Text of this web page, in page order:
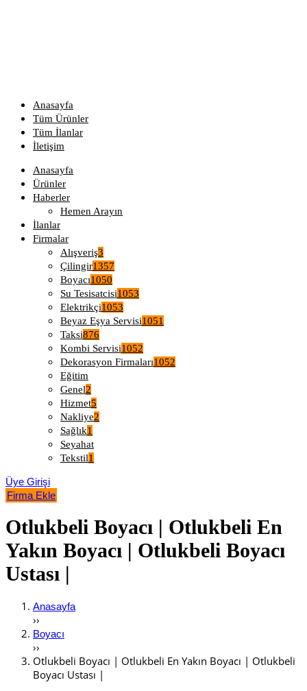
Anasayfa
Tüm Ürünler
Tüm İlanlar
İletişim
Anasayfa
Ürünler
Haberler
Hemen Arayın
İlanlar
Firmalar
Alışveriş3
Çilingir1357
Boyacı1050
Su Tesisatcisi1053
Elektrikçi1053
Beyaz Eşya Servisi1051
Taksi876
Kombi Servisi1052
Dekorasyon Firmaları1052
Eğitim
Genel2
Hizmet5
Nakliye2
Sağlık1
Seyahat
Tekstil1
Üye Girişi
Firma Ekle
Otlukbeli Boyacı | Otlukbeli En
Yakın Boyacı | Otlukbeli Boyacı
Ustası |
Anasayfa
››
Boyacı
››
Otlukbeli Boyacı | Otlukbeli En Yakın Boyacı | Otlukbeli
Boyacı Ustası |